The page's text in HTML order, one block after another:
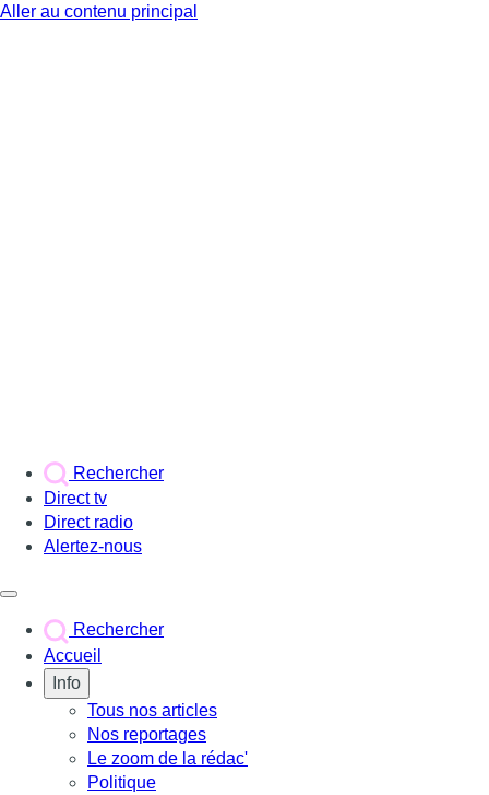
Aller au contenu principal
Rechercher
Direct tv
Direct radio
Alertez-nous
Rechercher
Accueil
Info
Tous nos articles
Nos reportages
Le zoom de la rédac'
Politique